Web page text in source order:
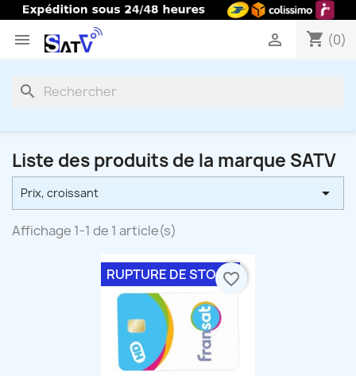
 shopping_cart (0)

search
Liste des produits de la marque SATV
Prix, croissant 
Affichage 1-1 de 1 article(s)
RUPTURE DE STOCK
favorite_border